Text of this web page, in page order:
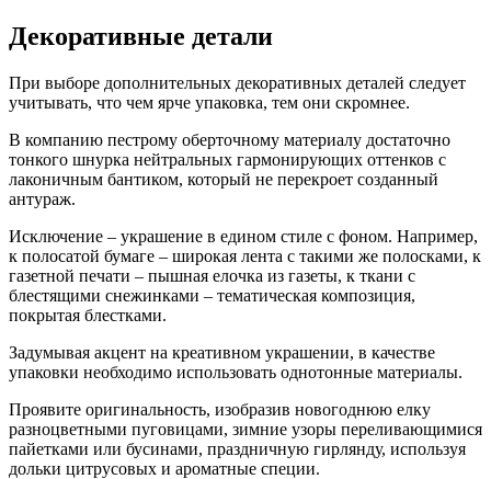
Декоративные детали
При выборе дополнительных декоративных деталей следует
учитывать, что чем ярче упаковка, тем они скромнее.
В компанию пестрому оберточному материалу достаточно
тонкого шнурка нейтральных гармонирующих оттенков с
лаконичным бантиком, который не перекроет созданный
антураж.
Исключение – украшение в едином стиле с фоном. Например,
к полосатой бумаге – широкая лента с такими же полосками, к
газетной печати – пышная елочка из газеты, к ткани с
блестящими снежинками – тематическая композиция,
покрытая блестками.
Задумывая акцент на креативном украшении, в качестве
упаковки необходимо использовать однотонные материалы.
Проявите оригинальность, изобразив новогоднюю елку
разноцветными пуговицами, зимние узоры переливающимися
пайетками или бусинами, праздничную гирлянду, используя
дольки цитрусовых и ароматные специи.